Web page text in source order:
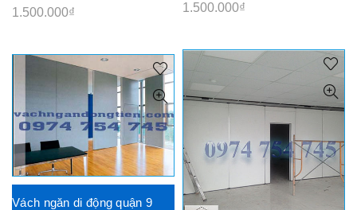
1.500.000₫ 1.500.000₫
Vách ngăn di động quận 9